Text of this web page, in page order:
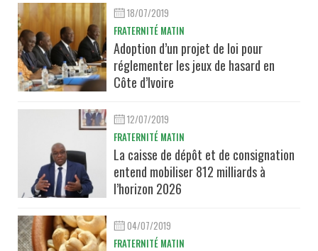
18/07/2019
FRATERNITÉ MATIN
Adoption d’un projet de loi pour
réglementer les jeux de hasard en
Côte d’Ivoire
12/07/2019
FRATERNITÉ MATIN
La caisse de dépôt et de consignation
entend mobiliser 812 milliards à
l’horizon 2026
04/07/2019
FRATERNITÉ MATIN